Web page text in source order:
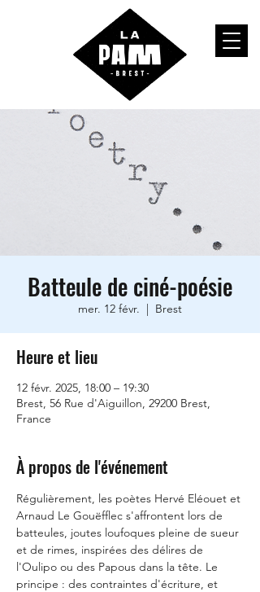
Batteule de ciné-poésie
mer. 12 févr.
  |
Brest
Heure et lieu
12 févr. 2025, 18:00 – 19:30
Brest, 56 Rue d'Aiguillon, 29200 Brest,
France
À propos de l'événement
Régulièrement, les poètes Hervé Eléouet et
Arnaud Le Gouëfflec s'affrontent lors de
batteules, joutes loufoques pleine de sueur
et de rimes, inspirées des délires de
l'Oulipo ou des Papous dans la tête. Le
principe : des contraintes d'écriture, et